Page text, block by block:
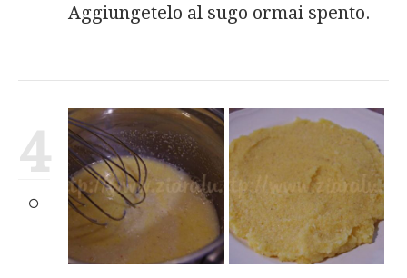
Aggiungetelo al sugo ormai spento.
4